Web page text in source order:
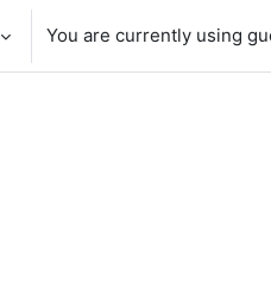
You are currently using